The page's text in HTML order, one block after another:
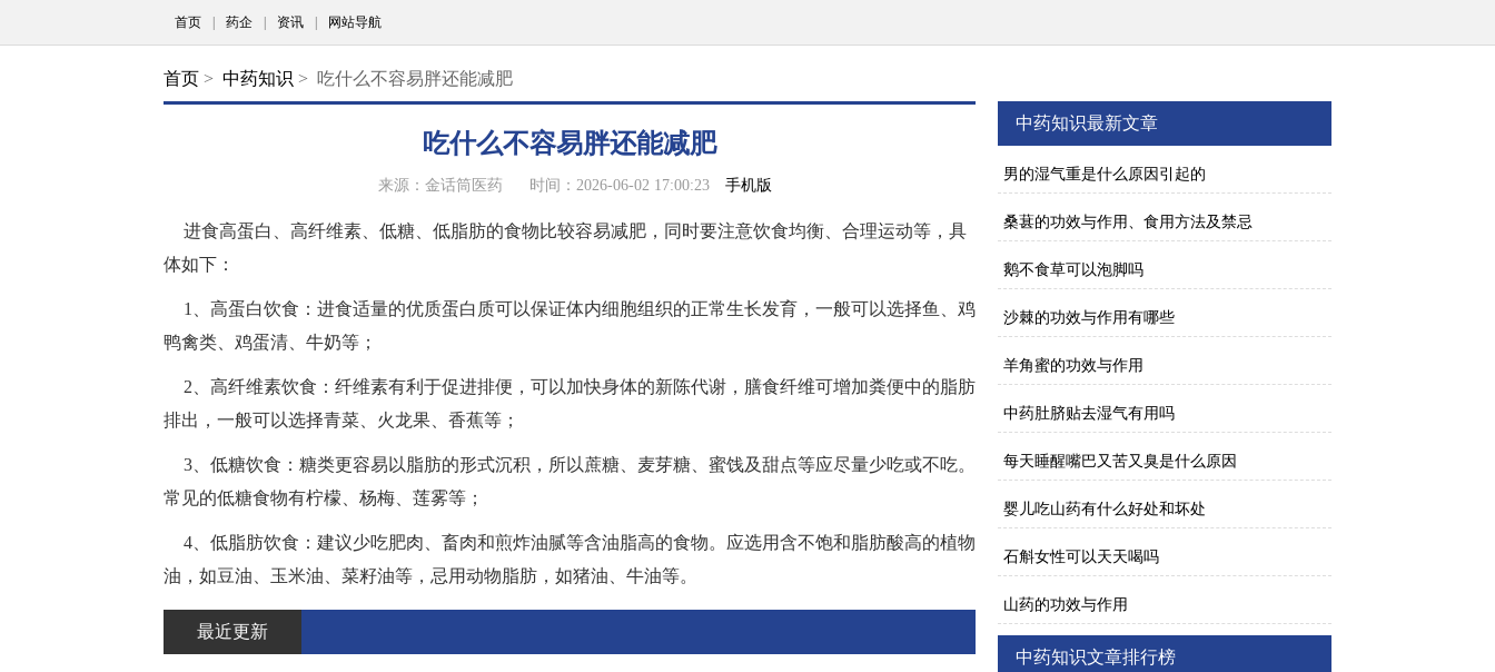
首页 药企 资讯 网站导航
首页 > 中药知识 > 吃什么不容易胖还能减肥
吃什么不容易胖还能减肥
来源：金话筒医药 时间：2026-06-02 17:00:23 手机版
进食高蛋白、高纤维素、低糖、低脂肪的食物比较容易减肥，同时要注意饮食均衡、合理运动等，具
体如下：
1、高蛋白饮食：进食适量的优质蛋白质可以保证体内细胞组织的正常生长发育，一般可以选择鱼、鸡
鸭禽类、鸡蛋清、牛奶等；
2、高纤维素饮食：纤维素有利于促进排便，可以加快身体的新陈代谢，膳食纤维可增加粪便中的脂肪
排出，一般可以选择青菜、火龙果、香蕉等；
3、低糖饮食：糖类更容易以脂肪的形式沉积，所以蔗糖、麦芽糖、蜜饯及甜点等应尽量少吃或不吃。
常见的低糖食物有柠檬、杨梅、莲雾等；
4、低脂肪饮食：建议少吃肥肉、畜肉和煎炸油腻等含油脂高的食物。应选用含不饱和脂肪酸高的植物
油，如豆油、玉米油、菜籽油等，忌用动物脂肪，如猪油、牛油等。
最近更新
中药知识最新文章
男的湿气重是什么原因引起的
桑葚的功效与作用、食用方法及禁忌
鹅不食草可以泡脚吗
沙棘的功效与作用有哪些
羊角蜜的功效与作用
中药肚脐贴去湿气有用吗
每天睡醒嘴巴又苦又臭是什么原因
婴儿吃山药有什么好处和坏处
石斛女性可以天天喝吗
山药的功效与作用
中药知识文章排行榜